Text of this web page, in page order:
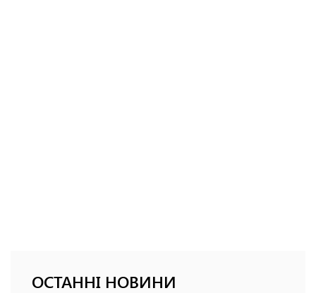
ОСТАННІ НОВИНИ